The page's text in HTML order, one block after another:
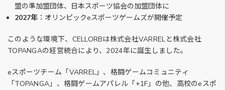
盟の準加盟団体、日本スポーツ協会の加盟団体に
2027年 ：オリンピックeスポーツゲームズが開催予定
このような環境下、CELLORBは株式会社VARRELと株式会社
TOPANGAの経営統合により、2024年に誕生しました。
eスポーツチーム「VARREL」、格闘ゲームコミュニティ
「TOPANGA」、格闘ゲームアパレル「+1F」の他、高校のeスポ